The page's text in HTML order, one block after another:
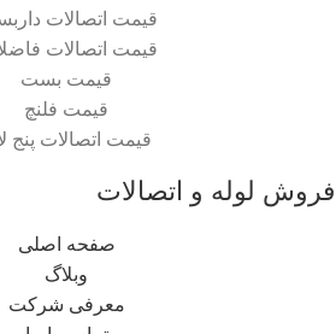
قیمت اتصالات
قیمت اتصالات
قیمت بست
قیمت فلنچ
قیمت اتصالات پنج
فروش لوله و اتصالات
صفحه اصلی
وبلاگ
معرفی شرکت